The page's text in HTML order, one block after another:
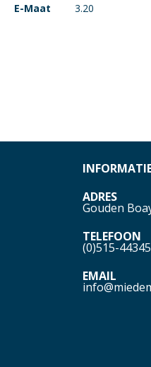
E-Maat 3.20
ADRES
Gouden
TELEFOON
(0)515-
EMAIL